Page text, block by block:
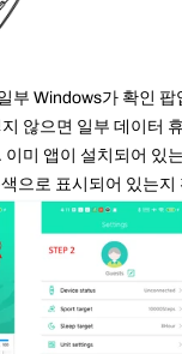
부 Windows가 확인
않으면 일부 데이터
이미 앱이 설치되어 있
으로 표시되어 있는지